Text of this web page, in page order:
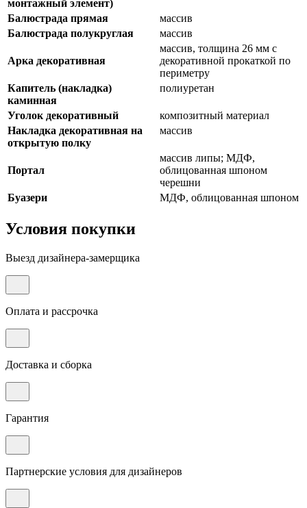
монтажный элемент)
Балюстрада прямая
массив
Балюстрада полукруглая
массив
Арка декоративная
массив, толщина 26 мм с
декоративной прокаткой по
периметру
Капитель (накладка)
каминная
полиуретан
Уголок декоративный
композитный материал
Накладка декоративная на
открытую полку
массив
Портал
массив липы; МДФ,
облицованная шпоном
черешни
Буазери
МДФ, облицованная шпоном
Условия покупки
Выезд дизайнера-замерщика
Оплата и рассрочка
Доставка и сборка
Гарантия
Партнерские условия для дизайнеров